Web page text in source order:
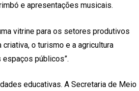
e apresentações musicais.
vitrine para os setores produtivos
criativa, o turismo e a agricultura
espaços públicos”.
educativas. A Secretaria de Meio